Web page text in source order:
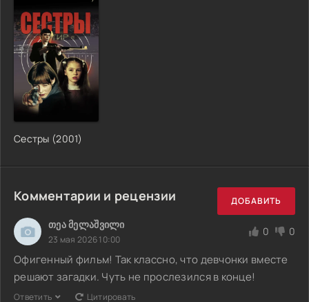
Сестры (2001)
Комментарии и рецензии ДОБАВИТЬ
თეა მელაშვილი
23 мая 2026 10:00
0 0
Офигенный фильм! Так классно, что девчонки вместе
решают загадки. Чуть не прослезился в конце!
Ответить Цитировать